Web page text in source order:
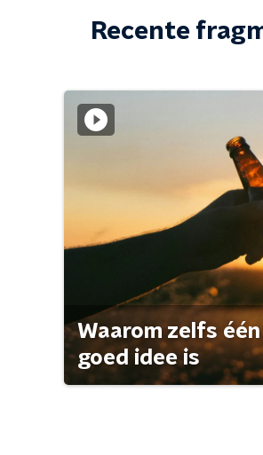
Recente
Waarom zelfs
goed idee is